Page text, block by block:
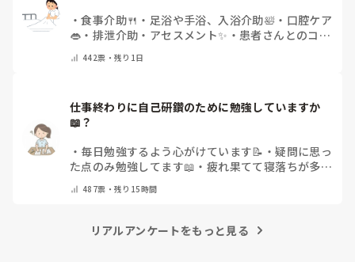
・食事介助🍴 ・ 足浴や手浴、入浴介助🛀 ・ 口腔ケア
👄 ・ 排泄介助・アセスメント✨ ・ 患者さんとのコミ
で教えてください）
442票・残り1日
仕事終わりに自己研鑽のために勉強していますか
📖？
・ 毎日勉強するよう心がけています📝 ・疑問に思っ
た点のみ勉強してます📖 ・ 疲れ果てて寝落ちが多い
（コメントで教えてください）
487票・残り15時間
リアルアンケートをもっと見る